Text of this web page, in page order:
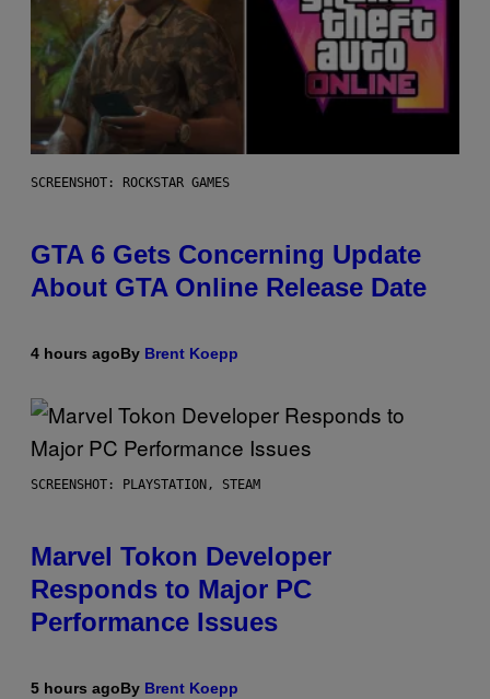
SCREENSHOT: ROCKSTAR GAMES
GTA 6 Gets Concerning Update
About GTA Online Release Date
4 hours agoBy Brent Koepp
SCREENSHOT: PLAYSTATION, STEAM
Marvel Tokon Developer
Responds to Major PC
Performance Issues
5 hours agoBy Brent Koepp